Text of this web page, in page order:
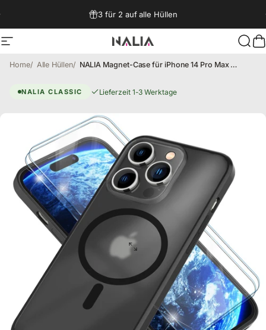
3 für 2 auf alle Hüllen
Seitennavigation NALIA Berlin
Home Alle Hüllen NALIA Magnet-Case für iPhone 14 Pro Max – Matt-Transparent & MagSafe Kompatibel – MATTEX (Rutschfest, Stoßfest & Anti-Fingerabdruck) – Marke aus Berlin
NALIA CLASSIC Lieferzeit 1-3 Werktage